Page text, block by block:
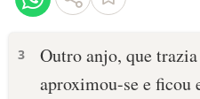
PALAVRA DO DIA
3
Outro anjo, que
aproximou-se e ficou